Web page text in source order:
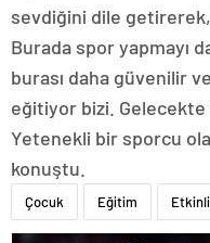
sevdiğini dile getirerek,
Burada spor yapmayı
burası daha güvenilir
eğitiyor bizi. Gelecekte
Yetenekli bir sporcu
konuştu.
Çocuk Eğitim